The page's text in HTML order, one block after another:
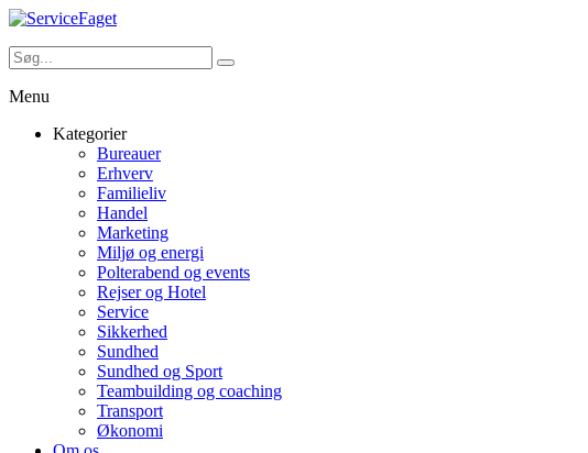
Menu
Kategorier
Bureauer
Erhverv
Familieliv
Handel
Marketing
Miljø og energi
Polterabend og events
Rejser og Hotel
Service
Sikkerhed
Sundhed
Sundhed og Sport
Teambuilding og coaching
Transport
Økonomi